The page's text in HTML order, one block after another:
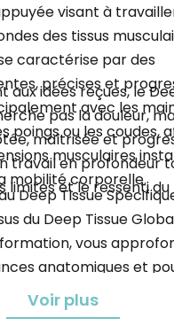
visant à
des tissus
caractérise par des
précises et
avec les
poings ou les coudes,
musculaires
mobilité corporelle.
aux idées reçues, le
pas la douleur,
maîtrisée et
travail en profondeur
limites et le ressenti du
Deep Tissue
du Deep Tissue
vous
anatomiques et
beaucoup plus
Voir plus